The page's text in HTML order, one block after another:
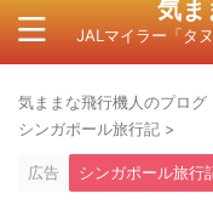
気ま
JALマイラー「タ
気ままな飛行機人のプログ
シンガポール旅行記 >
広告 シンガポール旅行